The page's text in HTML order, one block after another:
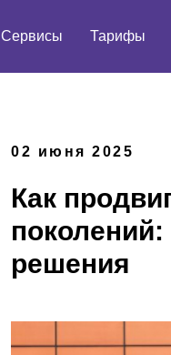
Сервисы Тарифы
02 июня 2025
Как
решения